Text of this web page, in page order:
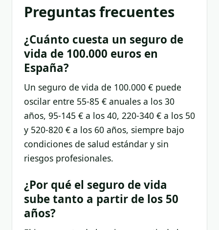
Preguntas frecuentes
¿Cuánto cuesta un seguro de
vida de 100.000 euros en
España?
Un seguro de vida de 100.000 € puede
oscilar entre 55-85 € anuales a los 30
años, 95-145 € a los 40, 220-340 € a los 50
y 520-820 € a los 60 años, siempre bajo
condiciones de salud estándar y sin
riesgos profesionales.
¿Por qué el seguro de vida
sube tanto a partir de los 50
años?